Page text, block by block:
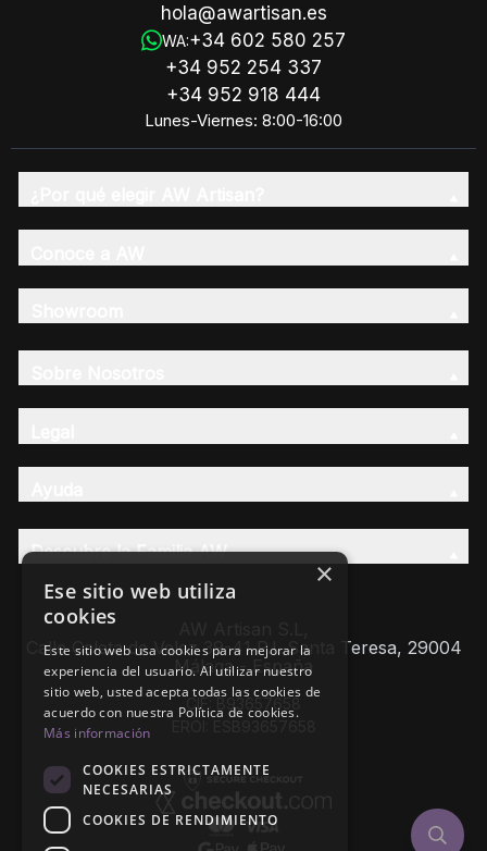
hola@awartisan.es
WA:+34 602 580 257
+34 952 254 337
+34 952 918 444
Lunes-Viernes: 8:00-16:00
Descubre la Familia AW
Calle Caleta de Velez 39-41 P.I. Santa Teresa, 29004
Málaga - España
CIF: B93657658
×
Ese sitio web utiliza
cookies
Este sitio web usa cookies para mejorar la
experiencia del usuario. Al utilizar nuestro
sitio web, usted acepta todas las cookies de
acuerdo con nuestra Política de cookies.
Más información
COOKIES ESTRICTAMENTE
NECESARIAS
COOKIES DE RENDIMIENTO